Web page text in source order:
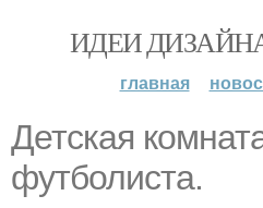
ИДЕИ
главная
Детская
футболиста.